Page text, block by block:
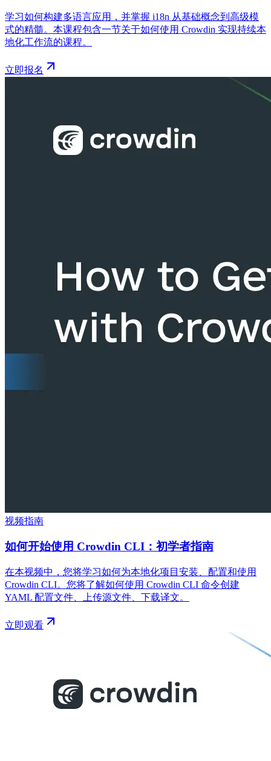
学习如何构建多语言应用，并掌握 i18n 从基础概念到高级模
式的精髓。本课程包含一节关于如何使用 Crowdin 实现持续本
地化工作流的课程。
立即报名
视频指南
如何开始使用 Crowdin CLI：初学者指南
在本视频中，您将学习如何为本地化项目安装、配置和使用
Crowdin CLI。您将了解如何使用 Crowdin CLI 命令创建
YAML 配置文件、上传源文件、下载译文。
立即观看